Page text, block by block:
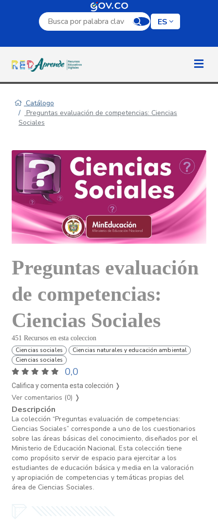
Campo de búsqueda por palabra clave
ES
Catálogo
Preguntas evaluación de competencias: Ciencias
Sociales
Preguntas evaluación
de competencias:
Ciencias Sociales
451 Recursos en esta coleccion
Ciencias sociales
Ciencias naturales y educación ambiental
Ciencias sociales
0,0
Califica y comenta esta colección ❭
Ver comentarios (0) ❭
Descripción
La colección “Preguntas evaluación de competencias:
Ciencias Sociales” corresponde a uno de los cuestionarios
sobre las áreas básicas del conocimiento, diseñados por el
Ministerio de Educación Nacional. Esta colección tiene
como propósito servir de espacio para ejercitar a los
estudiantes de educación básica y media en la valoración
y apropiación de competencias y temáticas propias del
área de Ciencias Sociales.